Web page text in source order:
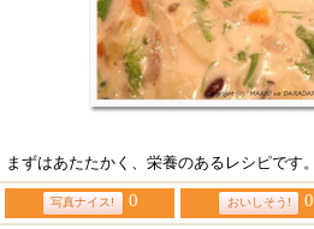
まずはあたたかく、栄養のあるレシピです。
写真ナイス! 0 おいしそう! 0